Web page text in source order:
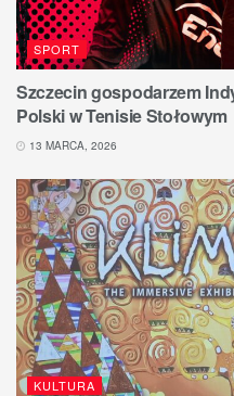
SPORT
Szczecin gospodarzem
Polski w Tenisie Stołowym
13 MARCA, 2026
KULTURA